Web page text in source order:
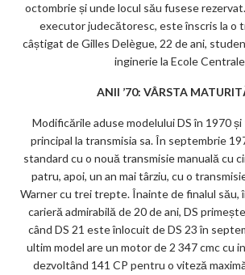
octombrie și unde locul său fusese
executor judecătoresc, este înscris la o
câștigat de Gilles Delègue, 22 de ani,
inginerie la Ecole
ANII ’70: VÂRSTA
Modificările aduse modelului DS în 1970
principal la transmisia sa. În septembrie
standard cu o nouă transmisie manuală cu
patru, apoi, un an mai târziu, cu o
Warner cu trei trepte. Înainte de finalul său,
carieră admirabilă de 20 de ani, DS
când DS 21 este înlocuit de DS 23 în
ultim model are un motor de 2 347 cmc cu
dezvoltând 141 CP pentru o viteză